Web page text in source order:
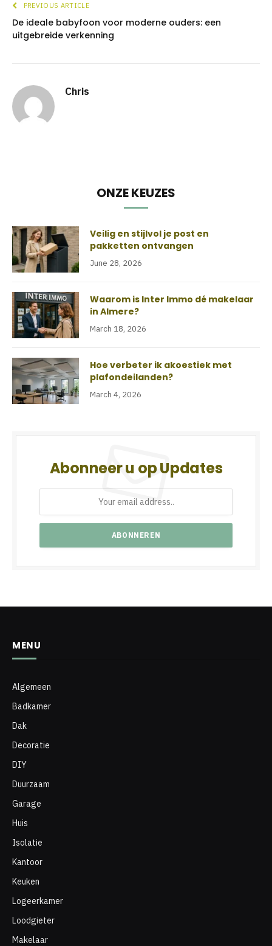
PREVIOUS ARTICLE
De ideale babyfoon voor moderne ouders: een
uitgebreide verkenning
Chris
ONZE KEUZES
Veilig en stijlvol je post en
pakketten ontvangen
June 28, 2026
Waarom is Inter Immo dé makelaar
in Almere?
March 18, 2026
Hoe verbeter ik akoestiek met
plafondeilanden?
March 4, 2026
Abonneer u op Updates
MENU
Algemeen
Badkamer
Dak
Decoratie
DIY
Duurzaam
Garage
Huis
Isolatie
Kantoor
Keuken
Logeerkamer
Loodgieter
Makelaar